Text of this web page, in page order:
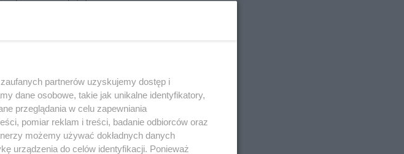
a kierowca zdążył
Wiele osób
komunikacyjne w
partnerów uzyskujemy dostęp i
dane osobowe, takie jak unikalne identyfikatory,
przeglądania w celu zapewniania
pomiar reklam i treści, badanie odbiorców oraz
możemy używać dokładnych danych
urządzenia do celów identyfikacji. Ponieważ